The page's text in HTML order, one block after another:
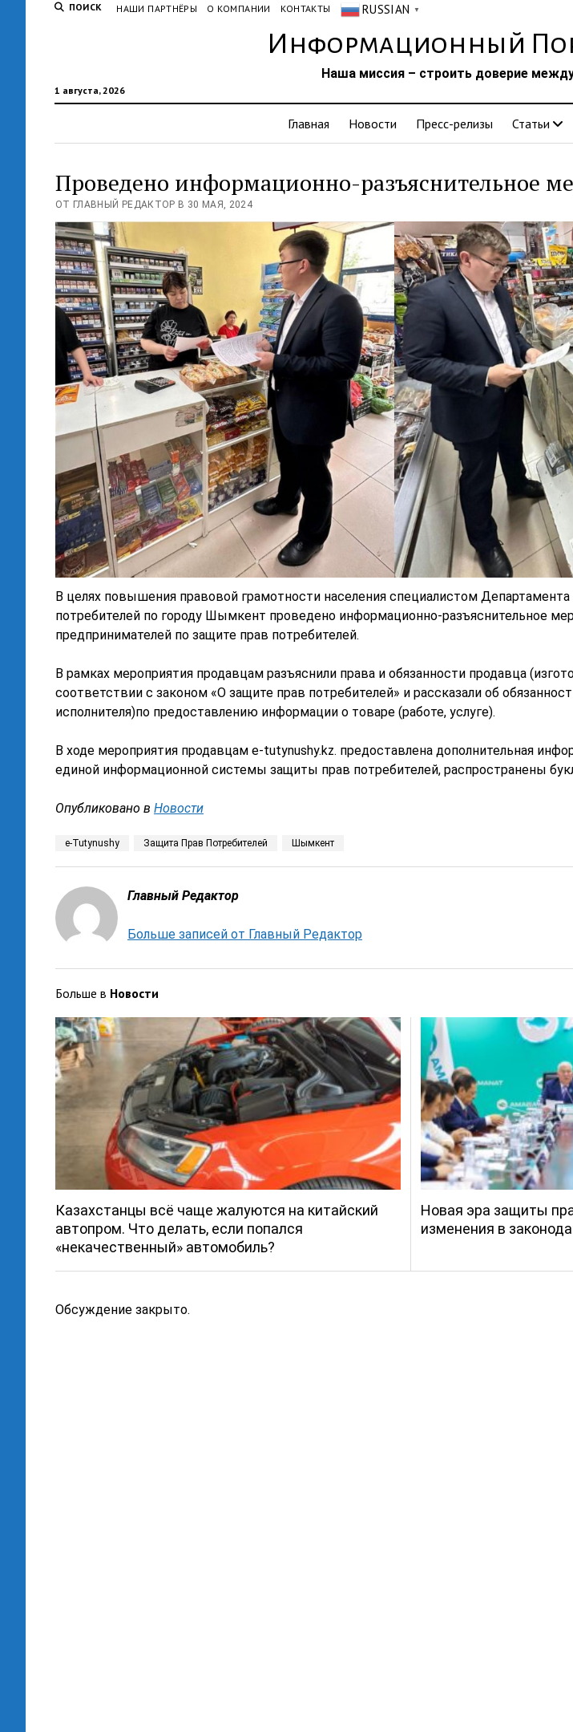
ПОИСК НАШИ ПАРТНЁРЫ О КОМПАНИИ КОНТАКТЫ RUSSIAN ▼
Информационный
1 августа, 2026
Наша миссия – строить доверие
Главная Новости Пресс-релизы Статьи
Проведено информационно-разъяснительное
ОТ ГЛАВНЫЙ РЕДАКТОР В 30 МАЯ, 2024
В целях повышения правовой грамотности населения специалистом
потребителей по городу Шымкент проведено информационно-разъяснительное
предпринимателей по защите прав потребителей.
В рамках мероприятия продавцам разъяснили права и обязанности продавца
соответствии с законом «О защите прав потребителей» и рассказали об
исполнителя)по предоставлению информации о товаре (работе, услуге).
В ходе мероприятия продавцам е-tutynushy.kz. предоставлена дополнительная
единой информационной системы защиты прав потребителей, распространены
Опубликовано в Новости
e-Tutynushy Защита Прав Потребителей Шымкент
Главный Редактор
Больше записей от Главный Редактор
Больше в Новости
Казахстанцы всё чаще жалуются на китайский
автопром. Что делать, если попался
«некачественный» автомобиль?
Новая эра защиты
изменения в
Обсуждение закрыто.